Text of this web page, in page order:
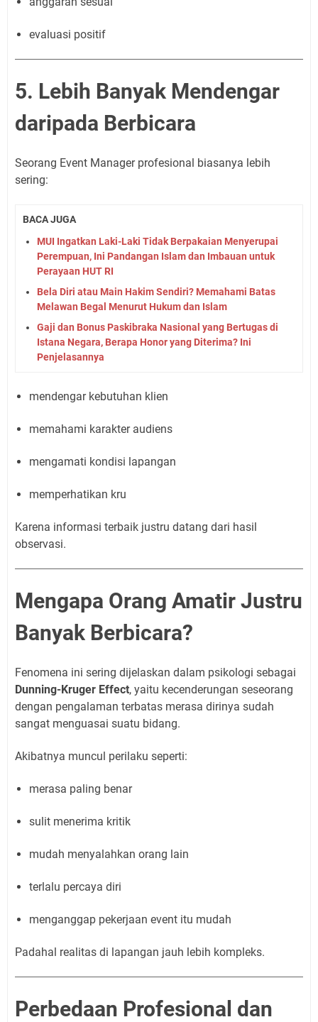
evaluasi positif
5. Lebih Banyak Mendengar
daripada Berbicara
Seorang Event Manager profesional biasanya lebih
sering:
BACA JUGA
MUI Ingatkan Laki-Laki Tidak Berpakaian Menyerupai
Perempuan, Ini Pandangan Islam dan Imbauan untuk
Perayaan HUT RI
Bela Diri atau Main Hakim Sendiri? Memahami Batas
Melawan Begal Menurut Hukum dan Islam
Gaji dan Bonus Paskibraka Nasional yang Bertugas di
Istana Negara, Berapa Honor yang Diterima? Ini
Penjelasannya
mendengar kebutuhan klien
memahami karakter audiens
mengamati kondisi lapangan
memperhatikan kru
Karena informasi terbaik justru datang dari hasil
observasi.
Mengapa Orang Amatir Justru
Banyak Berbicara?
Fenomena ini sering dijelaskan dalam psikologi sebagai
Dunning-Kruger Effect, yaitu kecenderungan seseorang
dengan pengalaman terbatas merasa dirinya sudah
sangat menguasai suatu bidang.
Akibatnya muncul perilaku seperti:
merasa paling benar
sulit menerima kritik
mudah menyalahkan orang lain
terlalu percaya diri
menganggap pekerjaan event itu mudah
Padahal realitas di lapangan jauh lebih kompleks.
Perbedaan Profesional dan